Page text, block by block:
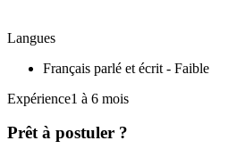
Langues
Français parlé et écrit - Faible
Expérience1 à 6 mois
Prêt à postuler ?